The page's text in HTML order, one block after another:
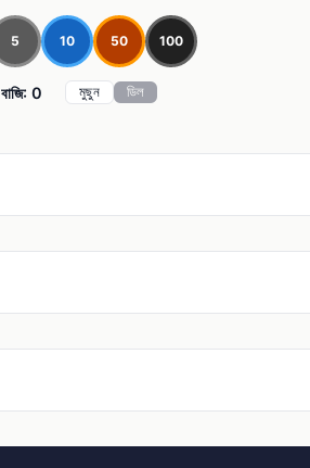
5 10 50 100
বাজি: 0 মুছুন ডিল